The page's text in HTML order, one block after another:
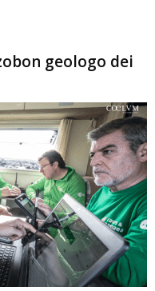
geologo dei